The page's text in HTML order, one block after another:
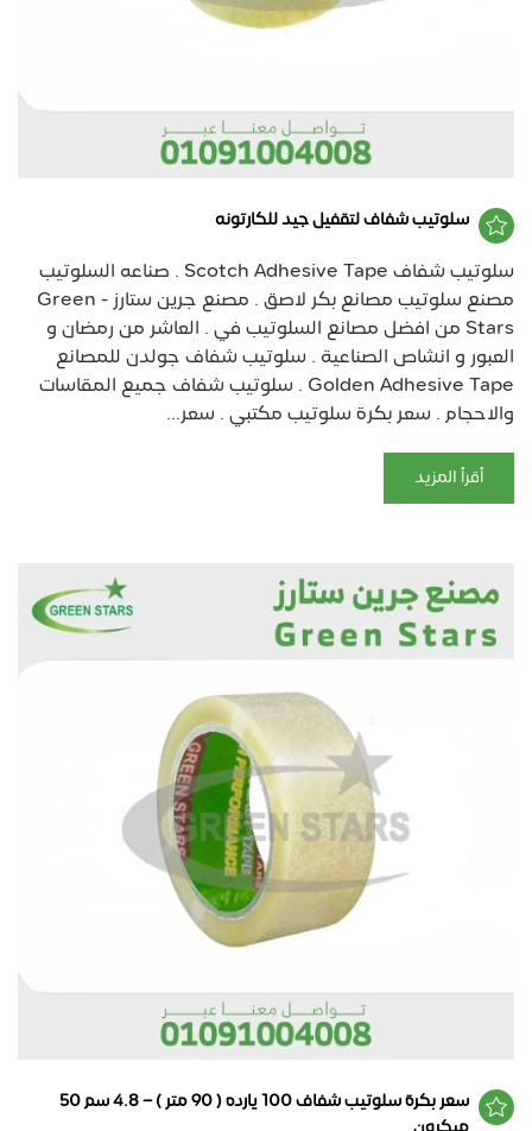
سلوتيب شفاف لتقفيل جيد للكارتونه
سلوتيب شفاف Scotch Adhesive Tape . صناعه السلوتيب
مصنع سلوتيب مصانع بكر لاصق . مصنع جرين ستارز - Green
Stars من افضل مصانع السلوتيب في . العاشر من رمضان و
العبور و انشاص الصناعية . سلوتيب شفاف جولدن للمصانع
Golden Adhesive Tape . سلوتيب شفاف جميع المقاسات
والاحجام . سعر بكرة سلوتيب مكتبي . سعر...
أقرأ المزيد
سعر بكرة سلوتيب شفاف 100 يارده ( 90 متر ) – 4.8 سم 50